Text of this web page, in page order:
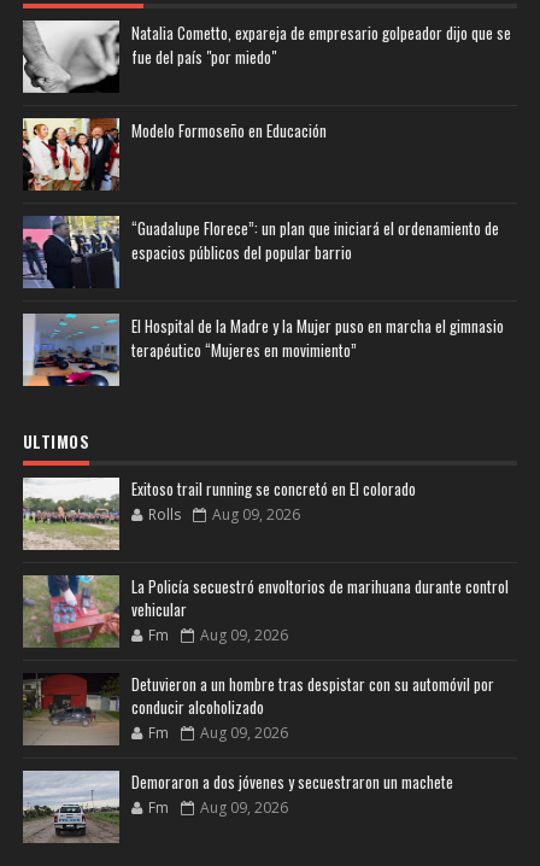
Natalia Cometto, expareja de empresario golpeador dijo que se
fue del país "por miedo"
Modelo Formoseño en Educación
“Guadalupe Florece”: un plan que iniciará el ordenamiento de
espacios públicos del popular barrio
El Hospital de la Madre y la Mujer puso en marcha el gimnasio
terapéutico “Mujeres en movimiento”
ULTIMOS
Exitoso trail running se concretó en El colorado
Rolls Aug 09, 2026
La Policía secuestró envoltorios de marihuana durante control
vehicular
Fm Aug 09, 2026
Detuvieron a un hombre tras despistar con su automóvil por
conducir alcoholizado
Fm Aug 09, 2026
Demoraron a dos jóvenes y secuestraron un machete
Fm Aug 09, 2026